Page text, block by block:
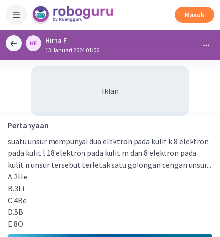
Masuk
Hirna F
13 Januari 2024 01:06
Iklan
Pertanyaan
suatu unsur mempunyai dua elektron pada kulit k 8 elektron
pada kulit l 18 elektron pada kulit m dan 8 elektron pada
kulit n unsur tersebut terletak satu golongan dengan unsur...
A.2He
B.3Li
C.4Be
D.5B
E.8O